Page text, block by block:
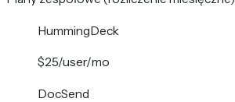
HummingDeck
$25/user/mo
DocSend